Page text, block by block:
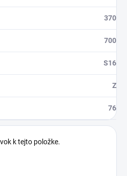
370
700
S16
Z
76
k tejto položke.